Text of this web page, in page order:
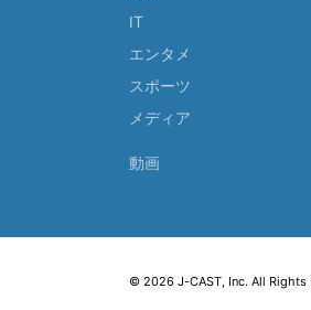
IT
エンタメ
スポーツ
メディア
動画
© 2026 J-CAST, Inc. All Rights